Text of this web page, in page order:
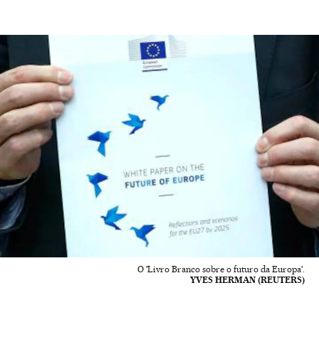
O 'Livro Branco sobre o futuro da Europa'.
YVES HERMAN (REUTERS)